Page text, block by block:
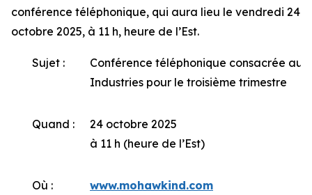
conférence téléphonique, qui aura lieu le vendredi 24
octobre 2025, à 11 h, heure de l’Est.
Sujet :
Conférence téléphonique consacrée
Industries pour le troisième trimestre
Quand :
24 octobre 2025
à 11 h (heure de l’Est)
Où :
www.mohawkind.com